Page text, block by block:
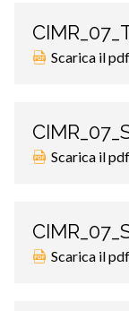
Scarica il pdf
Scarica il pdf
Scarica il pdf